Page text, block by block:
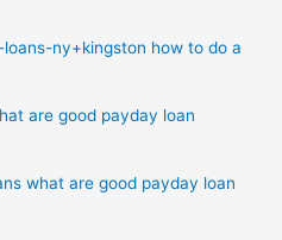
ny+kingston how to do a
are good payday loan
what are good payday loan